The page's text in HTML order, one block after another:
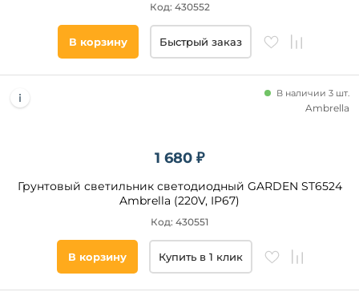
Код: 430552
В корзину Быстрый заказ
1 680 ₽
Грунтовый светильник светодиодный GARDEN ST6524
Ambrella (220V, IP67)
В наличии 3 шт.
Код: 430551
Ambrella
В корзину Купить в 1 клик